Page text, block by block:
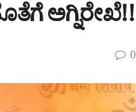
ಅಗ್ನಿರೇಖೆ!!
0